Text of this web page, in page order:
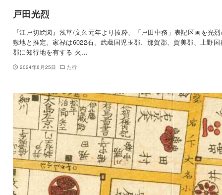
戸田光烈
『江戸切絵図』浅草/文久元年より抜粋、「戸田中務」表記区画を光
敷地と推定。家禄は6022石。武蔵国児玉郡、那賀郡、賀美郡、上野国
郡に知行地を有する 火…
2024年6月25日 た行